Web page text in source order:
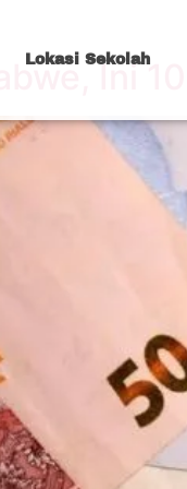
Lokasi Sekolah
Ini